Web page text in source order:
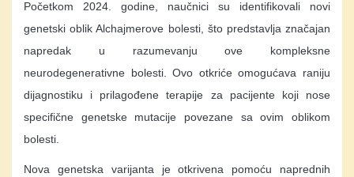
Početkom 2024. godine, naučnici su identifikovali novi
genetski oblik Alchajmerove bolesti, što predstavlja značajan
napredak u razumevanju ove kompleksne
neurodegenerativne bolesti. Ovo otkriće omogućava raniju
dijagnostiku i prilagođene terapije za pacijente koji nose
specifične genetske mutacije povezane sa ovim oblikom
bolesti.
Nova genetska varijanta je otkrivena pomoću naprednih